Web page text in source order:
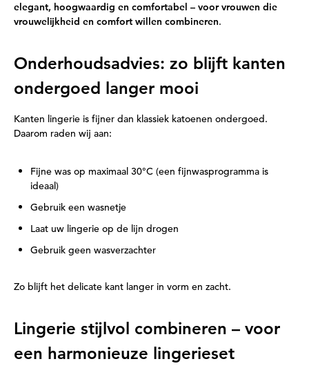
elegant, hoogwaardig en comfortabel – voor vrouwen die
vrouwelijkheid en comfort willen combineren.
Onderhoudsadvies: zo blijft kanten
ondergoed langer mooi
Kanten lingerie is fijner dan klassiek katoenen ondergoed.
Daarom raden wij aan:
Fijne was op maximaal 30°C (een fijnwasprogramma is
ideaal)
Gebruik een wasnetje
Laat uw lingerie op de lijn drogen
Gebruik geen wasverzachter
Zo blijft het delicate kant langer in vorm en zacht.
Lingerie stijlvol combineren – voor
een harmonieuze lingerieset